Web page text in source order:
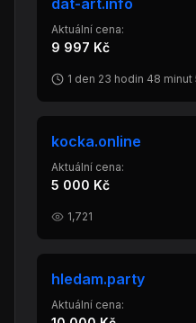
dat-art.info
Aktuální cena:
9 997 Kč
1 den 23 hodin 48 minut
kocka.online
Aktuální cena:
5 000 Kč
1,721
hledam.party
Aktuální cena: